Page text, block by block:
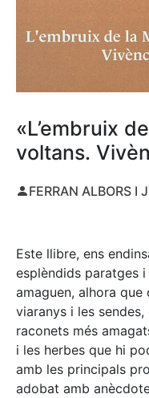
«L’embruix
voltans.
FERRAN ALBORS I
Este llibre, ens
esplèndids paratges
amaguen, alhora que
viaranys i les
raconets més
i les herbes que hi
amb les principals
adobat amb